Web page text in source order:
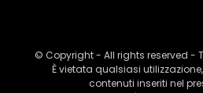
© Copyright - All rights reserved -
È vietata qualsiasi
contenuti inseriti nel